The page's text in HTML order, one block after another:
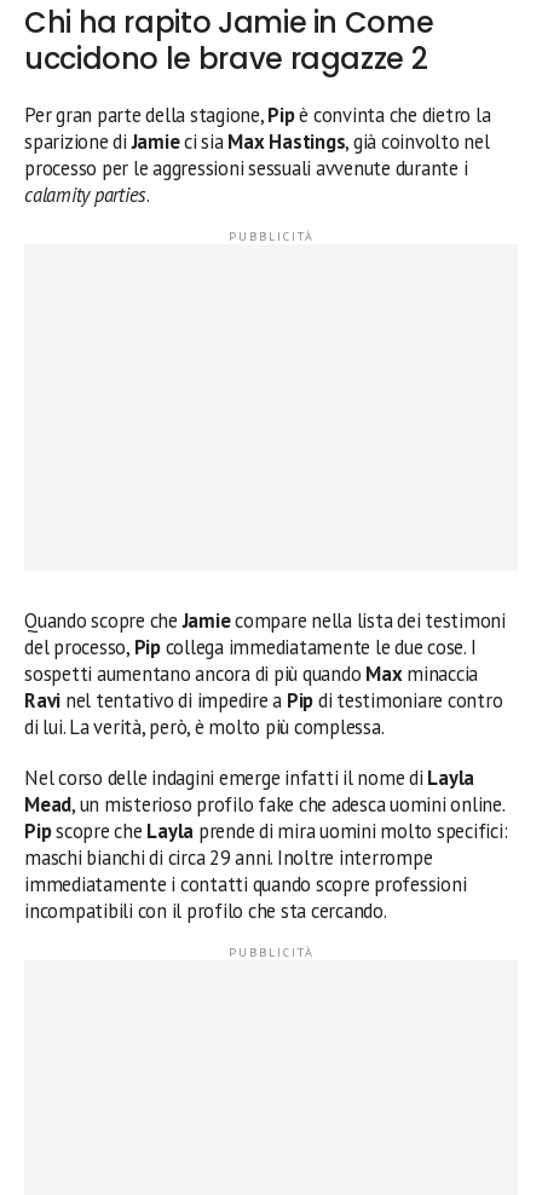
Chi ha rapito Jamie in Come
uccidono le brave ragazze 2
Per gran parte della stagione,Pipè convinta che dietro la
sparizione diJamieci siaMax Hastings, già coinvolto nel
processo per le aggressioni sessuali avvenute durante i
calamity parties.
Quando scopre cheJamiecompare nella lista dei testimoni
del processo, Pipcollega immediatamente le due cose. I
sospetti aumentano ancora di più quando Maxminaccia
Ravi nel tentativo di impedire a Pipdi testimoniare contro
di lui. La verità, però, è molto più complessa.
Nel corso delle indagini emerge infatti il nome di Layla
Mead, un misterioso profilo fake che adesca uomini online.
Pipscopre che Layla prende di mira uomini molto specifici:
maschi bianchi di circa 29 anni. Inoltre interrompe
immediatamente i contatti quando scopre professioni
incompatibili con il profilo che sta cercando.